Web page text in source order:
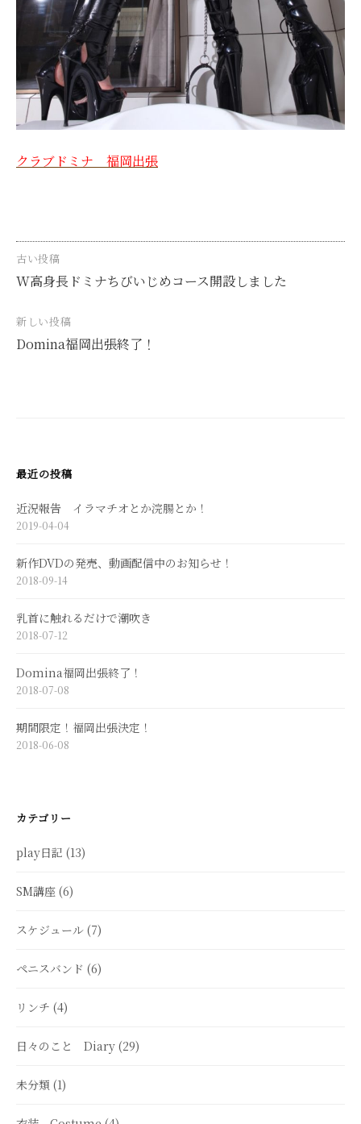
クラブドミナ 福岡出張
投
稿
ナ
ビ
古い投稿
W高身長ドミナちびいじめコース開設しました
新しい投稿
Domina福岡出張終了！
最近の投稿
近況報告 イラマチオとか浣腸とか！
2019-04-04
新作DVDの発売、動画配信中のお知らせ！
2018-09-14
乳首に触れるだけで潮吹き
2018-07-12
Domina福岡出張終了！
2018-07-08
期間限定！福岡出張決定！
2018-06-08
カテゴリー
play日記 (13)
SM講座 (6)
スケジュール (7)
ペニスバンド (6)
リンチ (4)
日々のこと Diary (29)
未分類 (1)